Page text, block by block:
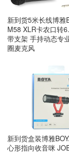
新到货5米长线博雅
M58 XLR卡农口转
带支架 手持动态专
圈麦克风
新到货盒装博雅
心形指向收音咪